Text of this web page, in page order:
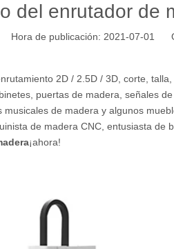
del enrutador de
de publicación: 2021-07-01
2D / 2.5D / 3D, corte,
puertas de madera, señales
de madera y algunos
de madera CNC, entusiasta de
¡ahora!